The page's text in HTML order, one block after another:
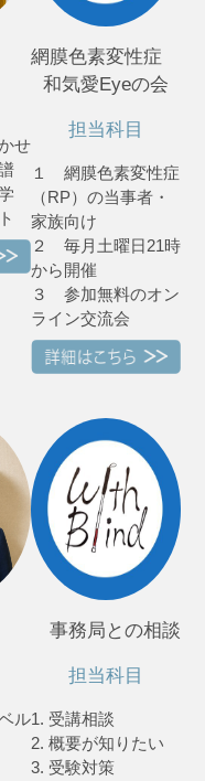
せ
網膜色素変性症
和気愛Eyeの会
担当科目
１ 網膜色素変性症
（RP）の当事者・
家族向け
２ 毎月土曜日21時
から開催
３ 参加無料のオン
ライン交流会
ル
事務局との相談
担当科目
1. 受講相談
2. 概要が知りたい
3. 受験対策